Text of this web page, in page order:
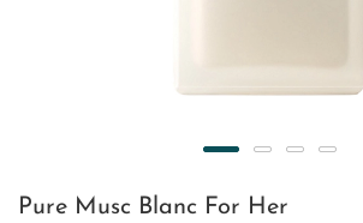
Pure Musc Blanc For Her